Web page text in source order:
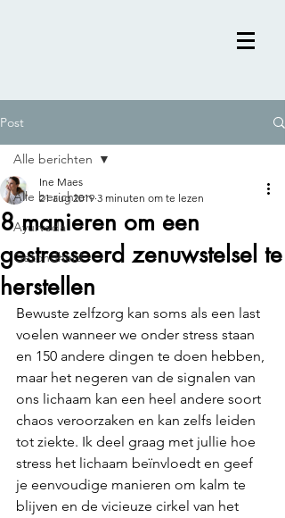
Post
Alle berichten
Ayurveda
Gezondheid
Alle berichten
8 manieren om een
gestresseerd zenuwstelsel te
herstellen
Ine Maes
21 aug 2019 3 minuten om te lezen
Bewuste zelfzorg kan soms als een last
voelen wanneer we onder stress staan
en 150 andere dingen te doen hebben,
maar het negeren van de signalen van
ons lichaam kan een heel andere soort
chaos veroorzaken en kan zelfs leiden
tot ziekte. Ik deel graag met jullie hoe
stress het lichaam beïnvloedt en geef
je eenvoudige manieren om kalm te
blijven en de vicieuze cirkel van het